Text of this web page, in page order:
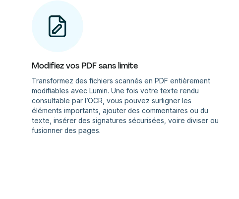
Modifiez vos PDF sans limite
Transformez des fichiers scannés en PDF entièrement
modifiables avec Lumin. Une fois votre texte rendu
consultable par l’OCR, vous pouvez surligner les
éléments importants, ajouter des commentaires ou du
texte, insérer des signatures sécurisées, voire diviser ou
fusionner des pages.